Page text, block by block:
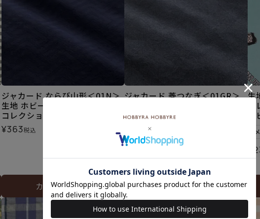
ジャカード ならび山形＜01N＞
生地 ホビーラホビーレデザイン
コレクション
¥363税込
カートに入れる
ジャカード 菱つなぎ＜01GR＞
コレクション
税込
カートに入れる
生